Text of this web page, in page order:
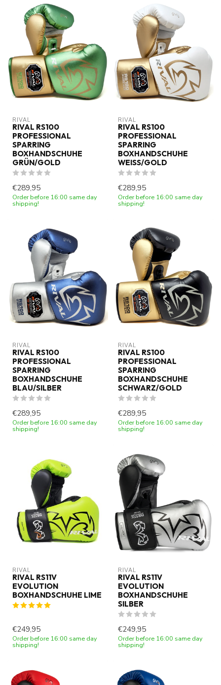
RIVAL
RIVAL RS100
PROFESSIONAL
SPARRING
BOXHANDSCHUHE
GRÜN/GOLD
€289,95
Order before 16:00 same day
shipping!
RIVAL
RIVAL RS100
PROFESSIONAL
SPARRING
BOXHANDSCHUHE
WEISS/GOLD
€289,95
Order before 16:00 same day
shipping!
RIVAL
RIVAL RS100
PROFESSIONAL
SPARRING
BOXHANDSCHUHE
BLAU/SILBER
€289,95
Order before 16:00 same day
shipping!
RIVAL
RIVAL RS100
PROFESSIONAL
SPARRING
BOXHANDSCHUHE
SCHWARZ/GOLD
€289,95
Order before 16:00 same day
shipping!
RIVAL
RIVAL RS11V
EVOLUTION
BOXHANDSCHUHE LIME
€249,95
Order before 16:00 same day
shipping!
RIVAL
RIVAL RS11V
EVOLUTION
BOXHANDSCHUHE
SILBER
€249,95
Order before 16:00 same day
shipping!